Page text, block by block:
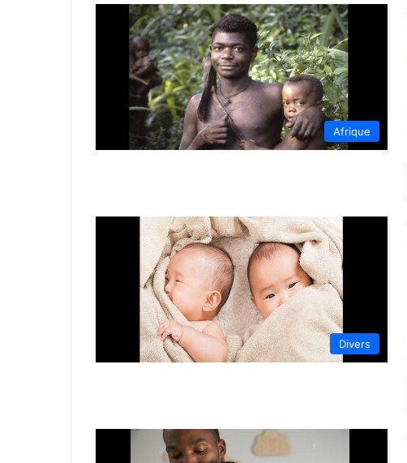
Afrique
Divers